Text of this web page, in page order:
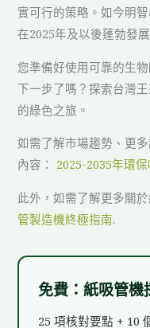
實可行的策略。如今明
在2025年及以後蓬勃發
您準備好使用可靠的生
下一步了嗎？探索台灣
的綠色之旅。
如需了解市場趨勢、更
內容： 2025-2035年環
此外，如需了解更多關
管製造機終極指南.
免費：紙吸管機
25 項核對要點 + 10